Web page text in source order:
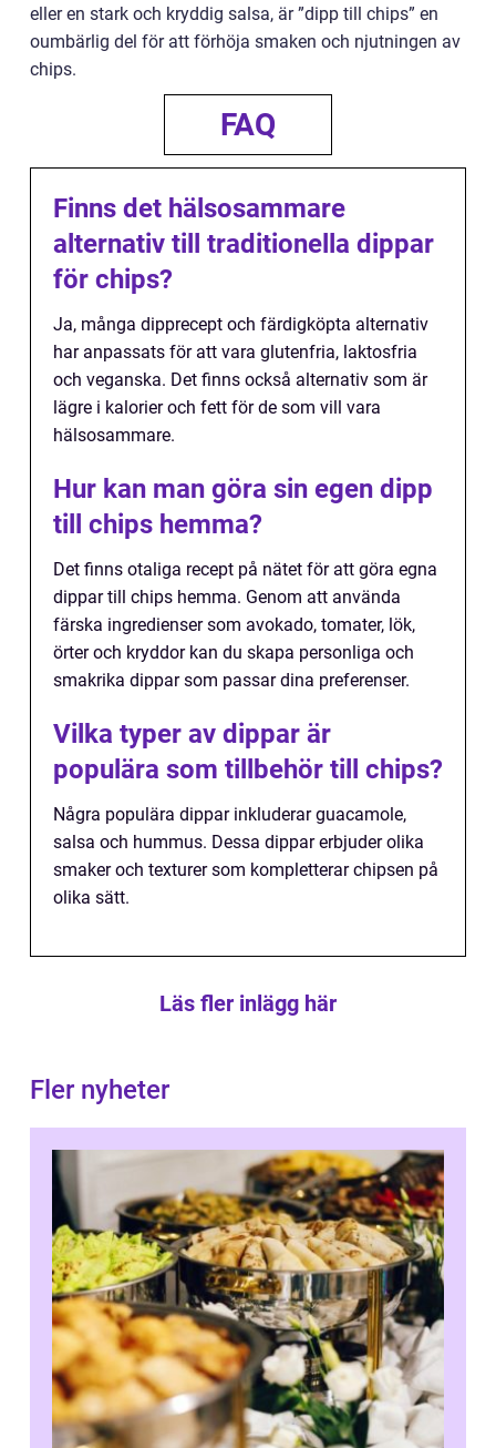
eller en stark och kryddig salsa, är ”dipp till chips” en
oumbärlig del för att förhöja smaken och njutningen av
chips.
FAQ
Finns det hälsosammare
alternativ till traditionella dippar
för chips?
Ja, många dipprecept och färdigköpta alternativ
har anpassats för att vara glutenfria, laktosfria
och veganska. Det finns också alternativ som är
lägre i kalorier och fett för de som vill vara
hälsosammare.
Hur kan man göra sin egen dipp
till chips hemma?
Det finns otaliga recept på nätet för att göra egna
dippar till chips hemma. Genom att använda
färska ingredienser som avokado, tomater, lök,
örter och kryddor kan du skapa personliga och
smakrika dippar som passar dina preferenser.
Vilka typer av dippar är
populära som tillbehör till chips?
Några populära dippar inkluderar guacamole,
salsa och hummus. Dessa dippar erbjuder olika
smaker och texturer som kompletterar chipsen på
olika sätt.
Läs fler inlägg här
Fler nyheter